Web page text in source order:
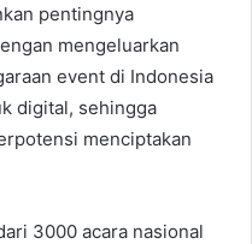
pentingnya
mengeluarkan
event di Indonesia
digital, sehingga
menciptakan
3000 acara nasional